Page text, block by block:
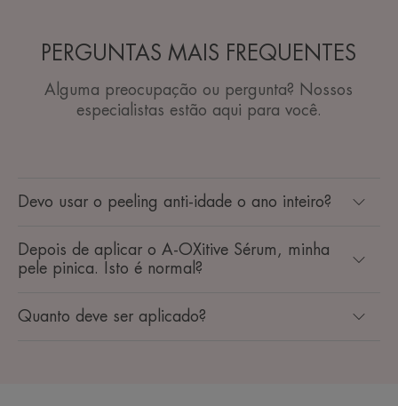
PERGUNTAS MAIS FREQUENTES
Alguma preocupação ou pergunta? Nossos
especialistas estão aqui para você.
Devo usar o peeling anti-idade o ano inteiro?
Depois de aplicar o A-OXitive Sérum, minha
pele pinica. Isto é normal?
Quanto deve ser aplicado?